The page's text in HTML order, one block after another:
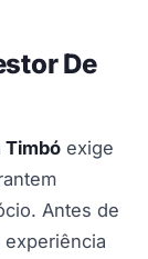
De
Timbó exige
Antes de
experiência